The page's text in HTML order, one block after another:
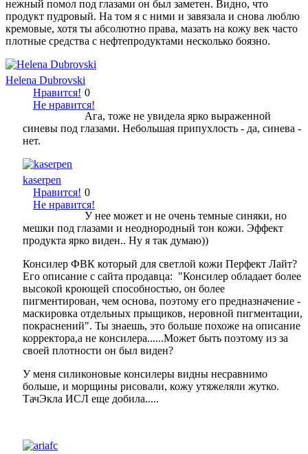
нежный помол под глазами он был заметен. Видно, что
продукт пудровый. На том я с ними и завязала и снова люблю
кремовые, хотя ты абсолютно права, мазать на кожу век часто
плотные средства с нефтепродуктами несколько боязно.
Helena Dubrovski
Нравится!
Не нравится!
0
Ага, тоже не увидела ярко выраженной
синевы под глазами. Небольшая припухлость - да, синева -
нет.
kaserpen
Нравится!
Не нравится!
0
У нее может и не очень темные синяки, но
мешки под глазами и неоднородный тон кожи. Эффект
продукта ярко виден.. Ну я так думаю))
Консилер ФВК который для светлой кожи Перфект Лайт?
Его описание с сайта продавца: "Консилер обладает более
высокой кроющей способностью, он более
пигментирован, чем основа, поэтому его предназначение -
маскировка отдельных прыщиков, неровной пигментации,
покраснений". Ты знаешь, это больше похоже на описание
корректора,а не консилера......Может быть поэтому из за
своей плотности он был виден?
У меня силиконовые консилеры видны несравнимо
больше, и морщины рисовали, кожу утяжеляли жутко.
ТачЭкла ИСЛ еще добила.....